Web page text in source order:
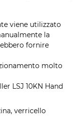
viene utilizzato
la
fornire
molto
verricello